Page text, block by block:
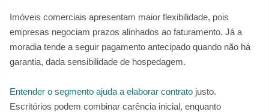
Imóveis comerciais apresentam maior flexibilidade, pois
empresas negociam prazos alinhados ao faturamento. Já a
moradia tende a seguir pagamento antecipado quando não há
garantia, dada sensibilidade de hospedagem.
Entender o segmento ajuda a elaborar contrato justo.
Escritórios podem combinar carência inicial, enquanto